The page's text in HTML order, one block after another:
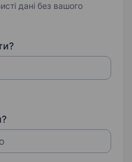
дані без вашого